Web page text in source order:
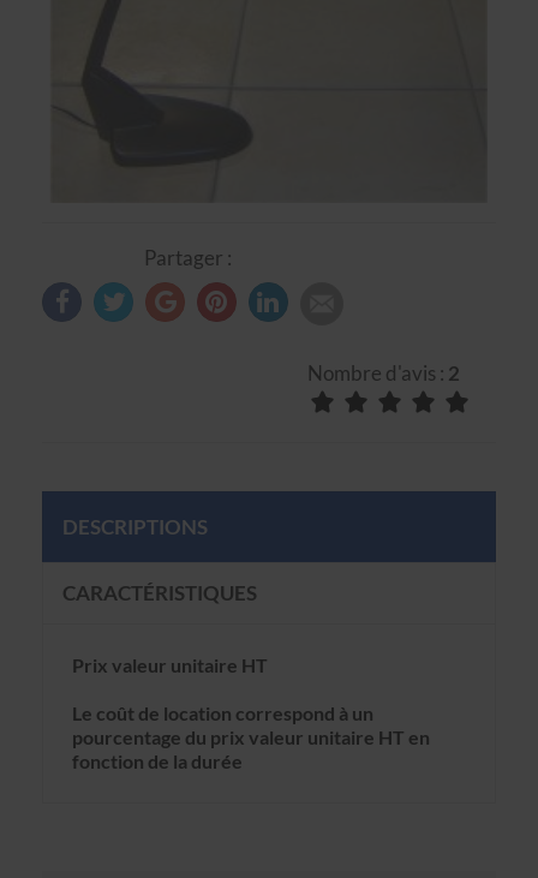
Partager :
Nombre d'avis : 2
DESCRIPTIONS
CARACTÉRISTIQUES
Prix valeur unitaire HT
Le coût de location correspond à un
pourcentage du prix valeur unitaire HT en
fonction de la durée